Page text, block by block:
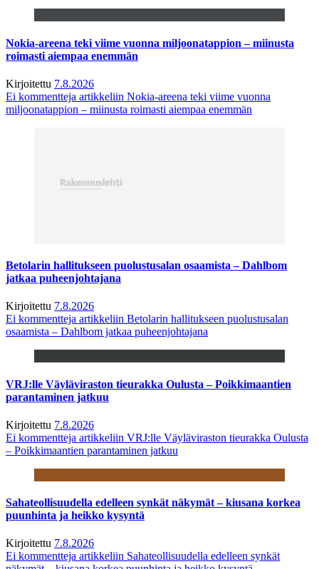
Nokia-areena teki viime vuonna miljoonatappion – miinusta
roimasti aiempaa enemmän
Kirjoitettu 7.8.2026
Ei kommentteja artikkeliin Nokia-areena teki viime vuonna
miljoonatappion – miinusta roimasti aiempaa enemmän
Betolarin hallitukseen puolustusalan osaamista – Dahlbom
jatkaa puheenjohtajana
Kirjoitettu 7.8.2026
Ei kommentteja artikkeliin Betolarin hallitukseen puolustusalan
osaamista – Dahlbom jatkaa puheenjohtajana
VRJ:lle Väyläviraston tieurakka Oulusta – Poikkimaantien
parantaminen jatkuu
Kirjoitettu 7.8.2026
Ei kommentteja artikkeliin VRJ:lle Väyläviraston tieurakka Oulusta
– Poikkimaantien parantaminen jatkuu
Sahateollisuudella edelleen synkät näkymät – kiusana korkea
puunhinta ja heikko kysyntä
Kirjoitettu 7.8.2026
Ei kommentteja artikkeliin Sahateollisuudella edelleen synkät